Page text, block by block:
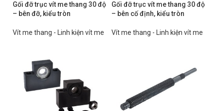
Gối đỡ trục vít me thang 30 độ
– bên đỡ, kiểu tròn
Vít me thang - Linh kiện vít me
Gối đỡ trục vít me thang 30 độ
– bên cố định, kiểu tròn
Vít me thang - Linh kiện vít me